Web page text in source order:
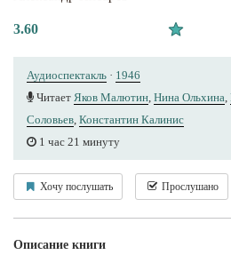
3.60
Аудиоспектакль · 1946
Читает Яков Малютин, Нина Ольхина,
Соловьев, Константин Калинис
1 час 21 минуту
Хочу послушать Прослушано
Описание книги